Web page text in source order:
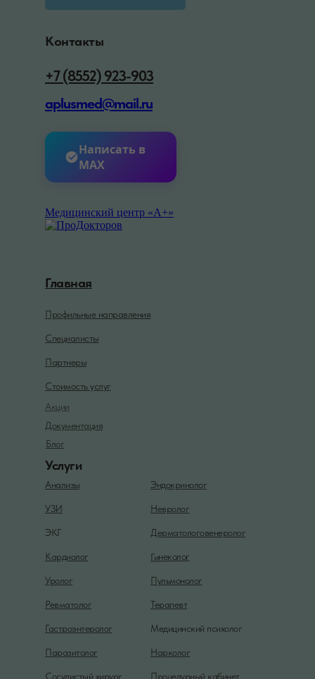
Контакты
Услуги
Акции
Документация
Блог
Уролог
Кардиолог
ЭКГ
УЗИ
Анализы
Сосудистый хирург
Паразитолог
Медицинский психолог
aplusmed@mail.ru
+7 (8552) 923-903
Ревматолог
Пульмонолог
Гинеколог
Дерматологовенеролог
Невролог
Эндокринолог
Процедурный кабинет
Нарколог
Гастроэнтеролог
Терапевт
Стоимость услуг
Партнеры
Специалисты
Профильные направления
Главная
Медицинский центр «А+»
Написать в
MAX